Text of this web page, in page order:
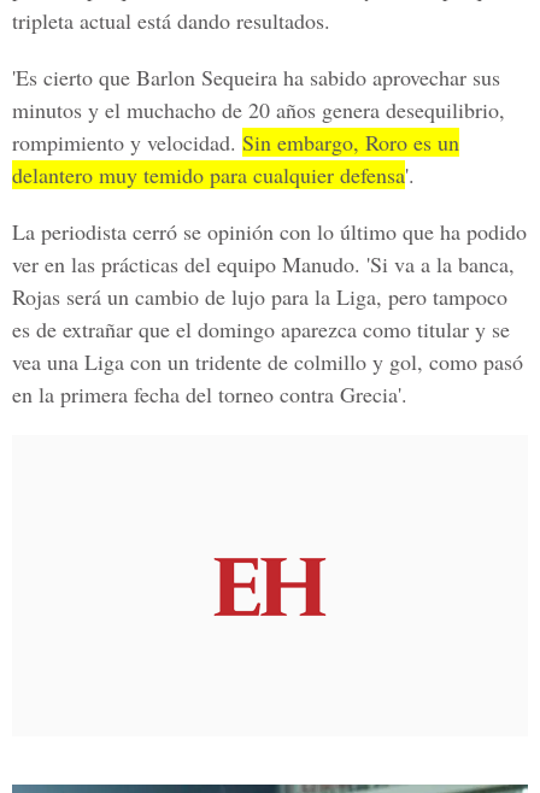
tripleta actual está dando resultados.
'Es cierto que Barlon Sequeira ha sabido aprovechar sus
minutos y el muchacho de 20 años genera desequilibrio,
rompimiento y velocidad. Sin embargo, Roro es un
delantero muy temido para cualquier defensa'.
La periodista cerró se opinión con lo último que ha podido
ver en las prácticas del equipo Manudo. 'Si va a la banca,
Rojas será un cambio de lujo para la Liga, pero tampoco
es de extrañar que el domingo aparezca como titular y se
vea una Liga con un tridente de colmillo y gol, como pasó
en la primera fecha del torneo contra Grecia'.